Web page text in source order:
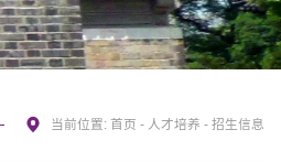
当前位置: 首页 - 人才培养 - 招生信息